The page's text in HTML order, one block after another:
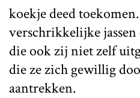
koekje deed
verschrikkelijke
die ook zij niet zelf
die ze zich gewillig
aantrekken.